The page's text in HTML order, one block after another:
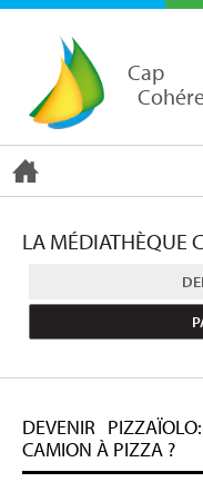
Cap
LA MÉDIATHÈQUE
DEVENIR
CAMION À PIZZA ?